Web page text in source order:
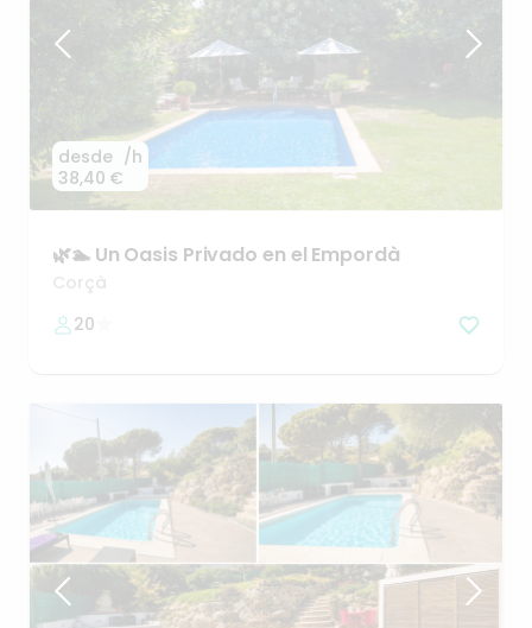
desde
38,40 €
/h
🌿🏊 Un Oasis Privado en el Empordà
Corçà
20